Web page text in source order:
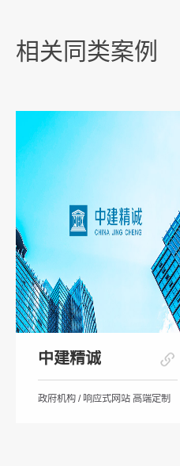
相关同类案例
中建精诚
政府机构 / 响应式网站 高端定制